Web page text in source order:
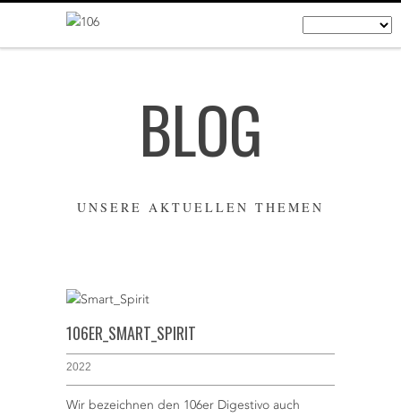
BLOG
UNSERE AKTUELLEN THEMEN
106ER_SMART_SPIRIT
2022
Wir bezeichnen den 106er Digestivo auch